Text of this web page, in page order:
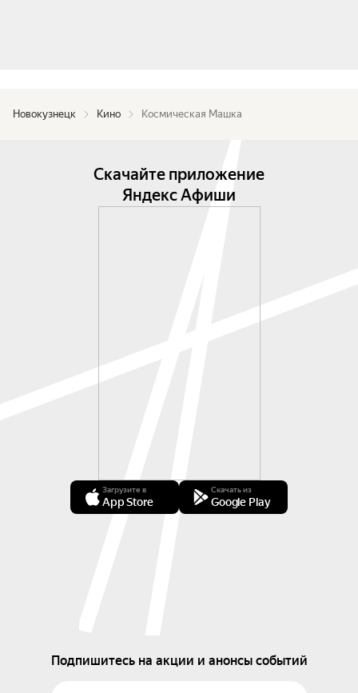
Новокузнецк Кино Космическая Машка
Скачайте приложение
Яндекс Афиши
Загрузите в
App Store
Скачать из
Google Play
Подпишитесь на акции и анонсы событий